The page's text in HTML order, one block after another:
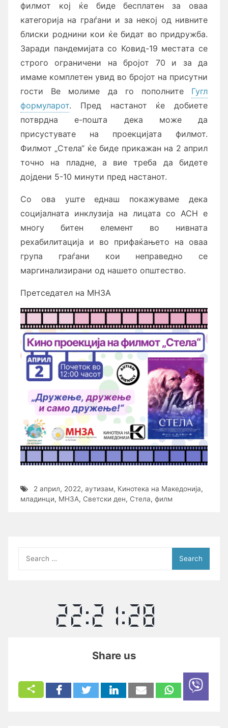
филмот кој ќе биде бесплатен за оваа
категорија на граѓани и за некој од нивните
блиски роднини кои ќе бидат во придружба.
Заради пандемијата со Ковид-19 местата се
строго ограничени на бројот 70 и за да
имаме комплетен увид во бројот на присутни
гости Ве молиме да го пополните Гугл
формуларот. Пред настанот ќе добиете
потврдна е-пошта дека може да
присустувате на проекцијата филмот.
Филмот „Стела“ ќе биде прикажан на 2 април
точно на пладне, а вие треба да бидете
дојдени 5-10 минути пред настанот.
Со ова уште еднаш покажуваме дека
социјалната инклузија на лицата со АСН е
многу битен елемент во нивната
рехабилитација и во прифаќањето на оваа
група граѓани кои неправедно се
маргинализирани од нашето општество.
Претседател на МНЗА
2 април, 2022, аутизам, Кинотека на Македонија,
младинци, МНЗА, Светски ден, Стела, филм
for:
Share us